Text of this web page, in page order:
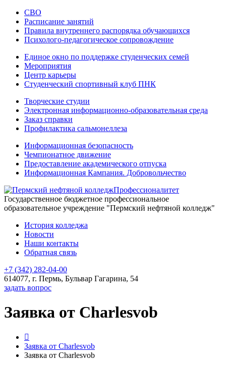
СВО
Расписание занятий
Правила внутреннего распорядка обучающихся
Психолого-педагогическое сопровождение
Единое окно по поддержке студенческих семей
Мероприятия
Центр карьеры
Студенческий спортивный клуб ПНК
Творческие студии
Электронная информационно-образовательная среда
Заказ справки
Профилактика сальмонеллеза
Информационная безопасность
Чемпионатное движение
Предоставление академического отпуска
Информационная Кампания. Добровольчество
Профессионалитет
Государственное бюджетное профессиональное
образовательное учреждение "Пермский нефтяной колледж"
История колледжа
Новости
Наши контакты
Обратная связь
+7 (342) 282-04-00
614077, г. Пермь, Бульвар Гагарина, 54
задать вопрос
Заявка от Charlesvob
Заявка от Charlesvob
Заявка от Charlesvob